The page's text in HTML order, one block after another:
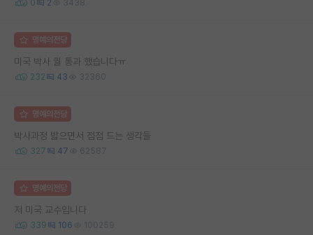
0 2 3438
명예의전당
미국 박사 퀄 통과 했습니다ㅠ
232 43 32360
명예의전당
박사과정 밟으면서 점점 드는 생각들
327 47 62587
명예의전당
저 미국 교수입니다
339 106 100259